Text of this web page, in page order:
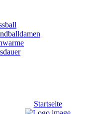
Startseite